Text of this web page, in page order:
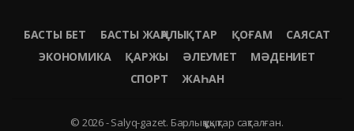
БАСТЫ БЕТ БАСТЫ ЖАҢАЛЫҚТАР ҚОҒАМ
САЯСАТ
ЭКОНОМИКА
ҚАРЖЫ ӘЛЕУМЕТ
МӘДЕНИЕТ
СПОРТ
ЖАҺАН
© 2026 - Salyq-gazet. Барлық құқықтар сақталған.